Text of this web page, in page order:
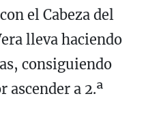
el Cabeza del
lleva haciendo
consiguiendo
ascender a 2.ª